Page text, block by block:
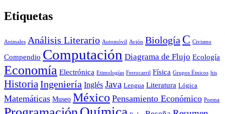
Etiquetas
Animales Análisis Literario Automóvil Avión Biología C Civismo
Compendio Computación Diagrama de Flujo Ecología
Economía Electrónica Etimologías Ferrocarril Física Grupos Étnicos his
HistoriaIngeniería Inglés Java Lengua Literatura Lógica
Matemáticas Museo México Pensamiento Económico Poema